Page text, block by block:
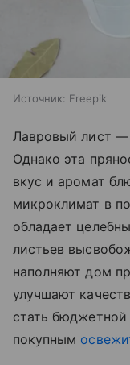
Источник: Freepik
Лавровый лист —
Однако эта
вкус и аромат
микроклимат в
обладает
листьев
наполняют дом
улучшают
стать бюджетной
покупным